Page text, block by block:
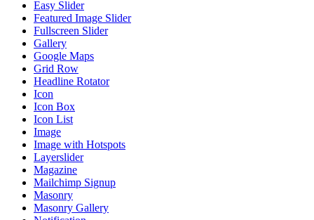
Easy Slider
Featured Image Slider
Fullscreen Slider
Gallery
Google Maps
Grid Row
Headline Rotator
Icon
Icon Box
Icon List
Image
Image with Hotspots
Layerslider
Magazine
Mailchimp Signup
Masonry
Masonry Gallery